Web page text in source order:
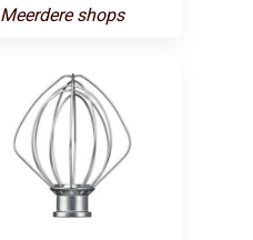
Meerdere shops